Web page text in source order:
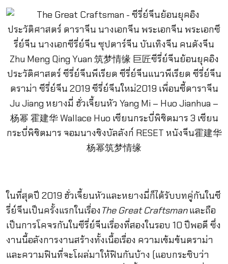
ในที่สุดปี 2019 ฮั่วเจี้ยนหัวและหยางมี่ก็ได้รับบทคู่กันในซี
รี่ย์จีนเป็นครั้งแรกในเรื่อง The Great Craftsmanและถือ
เป็นการโคจรกันในซีรี่ย์จีนเรื่องที่สองในรอบ 10 ปีพอดี ซึ่ง
งานนี้อลังการงานสร้างทั้งเนื้อเรื่อง ความเข้มข้นดราม่า
และความฟินที่จะโผล่มาให้ฟินกันบ้าง (แอบกระซิบว่า